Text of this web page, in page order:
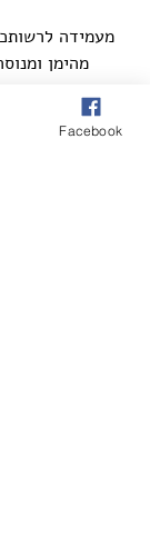
מהימן
מובילות בתחום,
באמצעות
Facebook